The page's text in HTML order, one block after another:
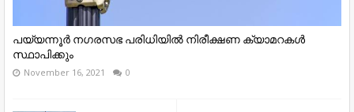
പയ്യന്നൂർ നഗരസഭ പരിധിയിൽ നിരീക്ഷണ ക്യാമറകൾ
സ്ഥാപിക്കും
November 16, 2021 0